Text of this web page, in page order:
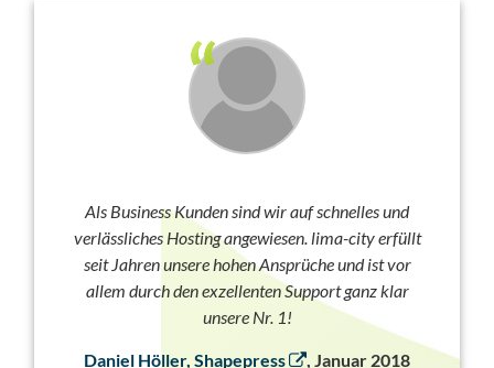
Als Business Kunden sind wir auf schnelles und
verlässliches Hosting angewiesen. lima-city erfüllt
seit Jahren unsere hohen Ansprüche und ist vor
allem durch den exzellenten Support ganz klar
unsere Nr. 1!
Daniel Höller, Shapepress , Januar 2018